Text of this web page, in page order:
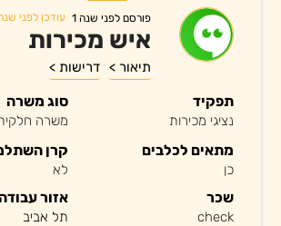
פורסם לפני שנה 1 עודכן לפני שנה
איש מכירות
תיאור > דרישות >
תפקיד
נציגי מכירות
מתאים לכלבים
כן
סוג משרה
משרה
קרן
לא
שכר
check
אזור עבודה
תל אביב